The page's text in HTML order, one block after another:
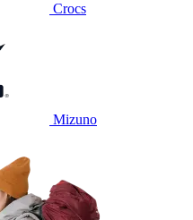
Crocs
Mizuno